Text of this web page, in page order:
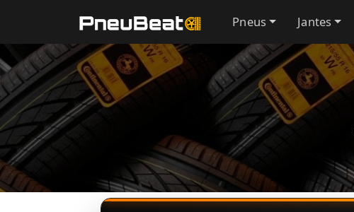
Pneus Jantes